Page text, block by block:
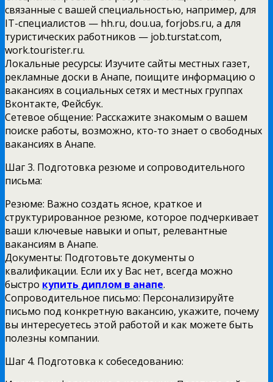
связанные с вашей специальностью, например, для
IT-специалистов — hh.ru, dou.ua, forjobs.ru, а для
туристических работников — job.turstat.com,
work.tourister.ru.
Локальные ресурсы: Изучите сайты местных газет,
рекламные доски в Анапе, поищите информацию о
вакансиях в социальных сетях и местных группах
Вконтакте, Фейсбук.
Сетевое общение: Расскажите знакомым о вашем
поиске работы, возможно, кто-то знает о свободных
вакансиях в Анапе.
Шаг 3. Подготовка резюме и сопроводительного
письма:
Резюме: Важно создать ясное, краткое и
структурированное резюме, которое подчеркивает
ваши ключевые навыки и опыт, релевантные
вакансиям в Анапе.
Документы: Подготовьте документы о
квалификации. Если их у Вас нет, всегда можно
быстро купить диплом в анапе.
Сопроводительное письмо: Персонализируйте
письмо под конкретную вакансию, укажите, почему
вы интересуетесь этой работой и как можете быть
полезны компании.
Шаг 4. Подготовка к собеседованию: